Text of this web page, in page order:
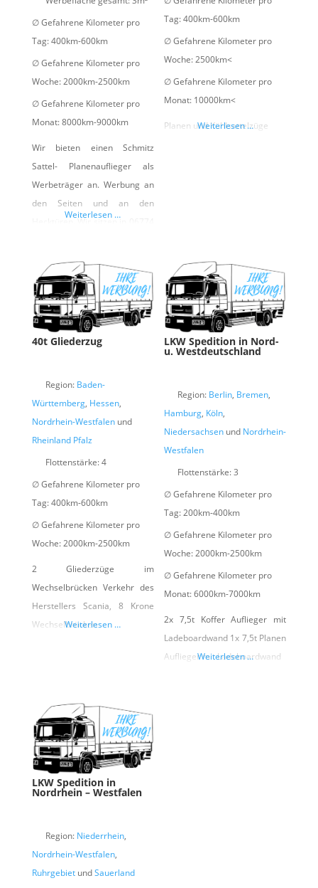
∅ Gefahrene Kilometer pro
Tag:400km-600km
∅ Gefahrene Kilometer pro
Woche:2000km-2500km
∅ Gefahrene Kilometer pro
Monat:8000km-9000km
Wir bieten einen Schmitz
Sattel- Planenauflieger als
Werbeträger an. Werbung an
den Seiten und an den
Hecktüren. Wir sitzen in 06774
uns mit unseren Fahrzeugen
Deutschlandweit- die
Planenfahrzeuge besonders
im Ruhrgebiet, Rheinland-Pfalz
und Raum Koblenz
Weiterlesen …
Tag:400km-600km
∅ Gefahrene Kilometer pro
Woche:2500km<
∅ Gefahrene Kilometer pro
Monat: 10000km<
Planen und Kühlsattelzüge
Weiterlesen …
40t Gliederzug
Region: Baden-
Württemberg, Hessen,
Nordrhein-Westfalenund
Rheinland Pfalz
Flottenstärke:4
∅ Gefahrene Kilometer pro
Tag:400km-600km
∅ Gefahrene Kilometer pro
Woche:2000km-2500km
2 Gliederzüge im
Wechselbrücken Verkehr des
Herstellers Scania, 8 Krone
Wechselbrücken
Weiterlesen …
LKW Spedition in Nord-
u. Westdeutschland
Region: Berlin, Bremen,
Hamburg, Köln,
Niedersachsen und Nordrhein-
Westfalen
Flottenstärke:3
∅ Gefahrene Kilometer pro
Tag:200km-400km
∅ Gefahrene Kilometer pro
Woche:2000km-2500km
∅ Gefahrene Kilometer pro
Monat:6000km-7000km
2x 7,5t Koffer Auflieger mit
Ladeboardwand 1x 7,5t Planen
Auflieger mit Ladeboardwand
Weiterlesen …
LKW Spedition in
Nordrhein – Westfalen
Region: Niederrhein,
Nordrhein-Westfalen,
RuhrgebietundSauerland